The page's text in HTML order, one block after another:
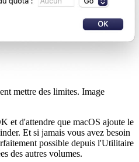
mettre des limites. Image
et d'attendre que macOS ajoute le
Et si jamais vous avez besoin
possible depuis l'Utilitaire
des autres volumes.